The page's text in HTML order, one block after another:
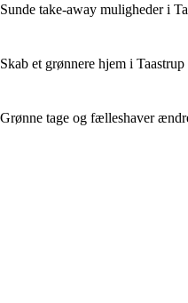
Sunde take-away muligheder i
Skab et grønnere hjem i
Grønne tage og fælleshaver